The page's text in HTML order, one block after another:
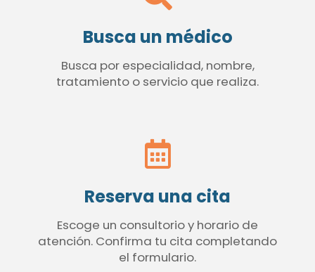
Busca un médico
Busca por especialidad, nombre,
tratamiento o servicio que realiza.
Reserva una cita
Escoge un consultorio y horario de
atención. Confirma tu cita completando
el formulario.